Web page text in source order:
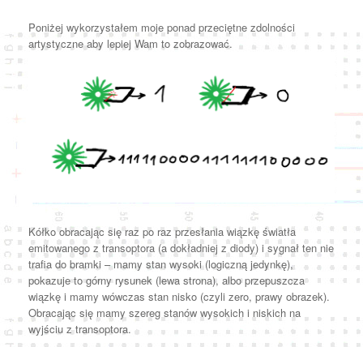
Poniżej wykorzystałem moje ponad przeciętne zdolności
artystyczne aby lepiej Wam to zobrazować.
Kółko obracając się raz po raz przesłania wiązkę światła
emitowanego z transoptora (a dokładniej z diody) i sygnał ten nie
trafia do bramki – mamy stan wysoki (logiczną jedynkę),
pokazuje to górny rysunek (lewa strona), albo przepuszcza
wiązkę i mamy wówczas stan nisko (czyli zero, prawy obrazek).
Obracając się mamy szereg stanów wysokich i niskich na
wyjściu z transoptora.